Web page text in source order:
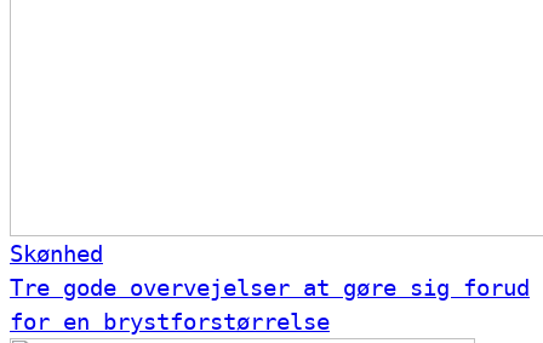
Skønhed
Tre gode overvejelser at gøre sig forud
for en brystforstørrelse